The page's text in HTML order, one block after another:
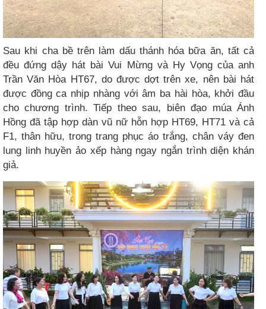
Sau khi cha bề trên làm dấu thánh hóa bữa ăn, tất cả
đều đứng dậy hát bài Vui Mừng và Hy Vọng của anh
Trần Văn Hòa HT67, do được dợt trên xe, nên bài hát
được đồng ca nhịp nhàng với âm ba hài hòa, khởi đầu
cho chương trình. Tiếp theo sau, biên đạo múa Ánh
Hồng đã tập hợp dàn vũ nữ hỗn hợp HT69, HT71 và cả
F1, thân hữu, trong trang phục áo trắng, chân váy đen
lung linh huyền ảo xếp hàng ngay ngắn trình diện khán
giả.